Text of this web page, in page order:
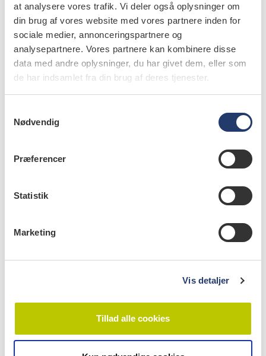
at analysere vores trafik. Vi deler også oplysninger om
din brug af vores website med vores partnere inden for
sociale medier, annonceringspartnere og
analysepartnere. Vores partnere kan kombinere disse
data med andre oplysninger, du har givet dem, eller som
de har indsamlet fra din brug af deres tjenester.
Nødvendig
Præferencer
Statistik
Marketing
Vis detaljer
Tillad alle cookies
Siden 2010 har det været lovpligtigt for tandlæger
at rapportere utilsigtede hændelser (UTH) til
Styrelsen for Patientsikkerhed. I alle fem regioner
er der ansat risikomanagere, der arbejder med at
videreformidle denne læring til gavn for andre
risikomanagere deler vi på denne plads
patienttilfælde, som er omskrevet, men baseret på
lignende indrapporteringer. Du kan rapportere en